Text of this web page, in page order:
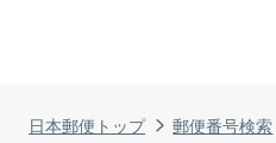
日本郵便トップ 郵便番号検索